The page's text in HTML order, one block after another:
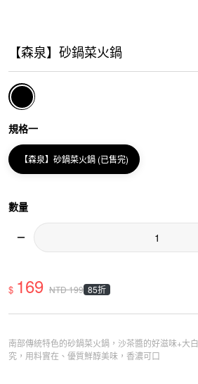
【森泉】砂鍋菜火鍋
規格一
【森泉】砂鍋菜火鍋 (已售完)
數量
$ 169 NTD199 85折
南部傳統特色的砂鍋菜火鍋，沙茶醬的好滋味+大
究，用料實在、優質鮮醇美味，香濃可口